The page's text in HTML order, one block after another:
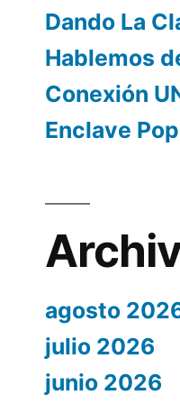
Dando La
Hablemos
Conexión
Enclave
agosto
julio 2026
junio 2026